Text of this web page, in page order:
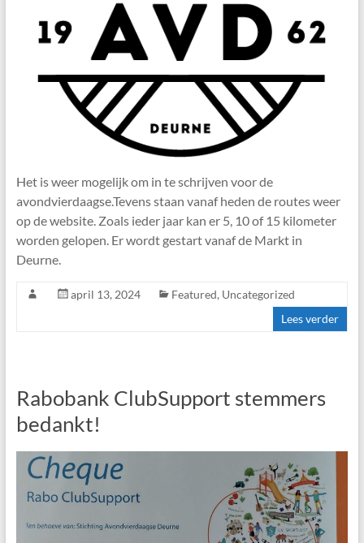
Het is weer mogelijk om in te schrijven voor de
avondvierdaagse.Tevens staan vanaf heden de routes weer
op de website. Zoals ieder jaar kan er 5, 10 of 15 kilometer
worden gelopen. Er wordt gestart vanaf de Markt in
Deurne.
april 13, 2024 Featured, Uncategorized
Lees verder
Rabobank ClubSupport stemmers
bedankt!